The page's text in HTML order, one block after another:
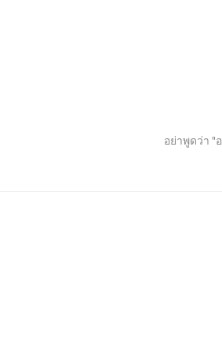
อย่าพูดว่า "